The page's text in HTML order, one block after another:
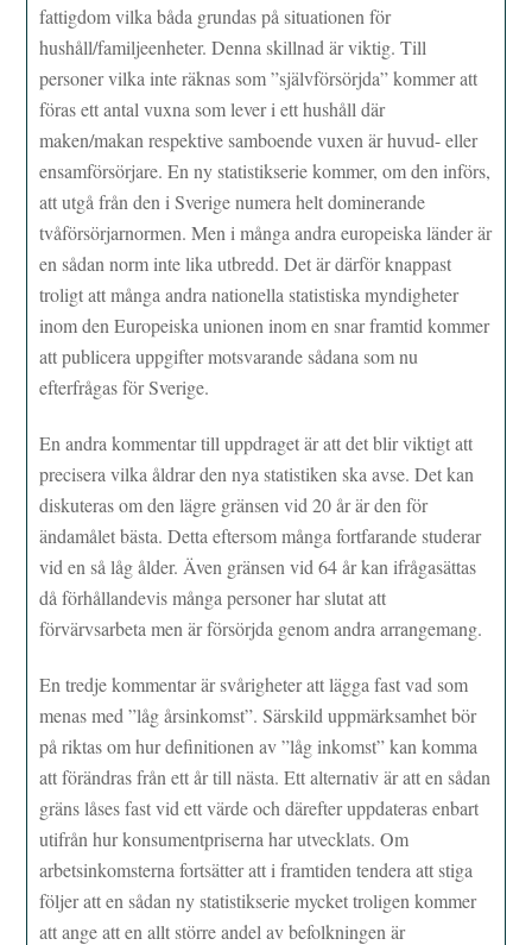
fattigdom vilka båda grundas på situationen för
hushåll/familjeenheter. Denna skillnad är viktig. Till
personer vilka inte räknas som ”självförsörjda” kommer att
föras ett antal vuxna som lever i ett hushåll där
maken/makan respektive samboende vuxen är huvud- eller
ensamförsörjare. En ny statistikserie kommer, om den införs,
att utgå från den i Sverige numera helt dominerande
tvåförsörjarnormen. Men i många andra europeiska länder är
en sådan norm inte lika utbredd. Det är därför knappast
troligt att många andra nationella statistiska myndigheter
inom den Europeiska unionen inom en snar framtid kommer
att publicera uppgifter motsvarande sådana som nu
efterfrågas för Sverige.
En andra kommentar till uppdraget är att det blir viktigt att
precisera vilka åldrar den nya statistiken ska avse. Det kan
diskuteras om den lägre gränsen vid 20 år är den för
ändamålet bästa. Detta eftersom många fortfarande studerar
vid en så låg ålder. Även gränsen vid 64 år kan ifrågasättas
då förhållandevis många personer har slutat att
förvärvsarbeta men är försörjda genom andra arrangemang.
En tredje kommentar är svårigheter att lägga fast vad som
menas med ”låg årsinkomst”. Särskild uppmärksamhet bör
på riktas om hur definitionen av ”låg inkomst” kan komma
att förändras från ett år till nästa. Ett alternativ är att en sådan
gräns låses fast vid ett värde och därefter uppdateras enbart
utifrån hur konsumentpriserna har utvecklats. Om
arbetsinkomsterna fortsätter att i framtiden tendera att stiga
följer att en sådan ny statistikserie mycket troligen kommer
att ange att en allt större andel av befolkningen är